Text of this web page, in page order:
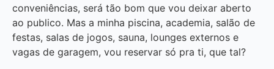
conveniências, será tão bom que vou deixar aberto
ao publico. Mas a minha piscina, academia, salão de
festas, salas de jogos, sauna, lounges externos e
vagas de garagem, vou reservar só pra ti, que tal?